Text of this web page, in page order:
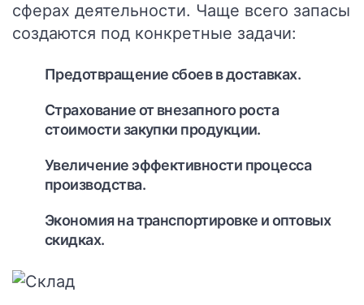
сферах деятельности. Чаще всего запасы
создаются под конкретные задачи:
Предотвращение сбоев в доставках.
Страхование от внезапного роста
стоимости закупки продукции.
Увеличение эффективности процесса
производства.
Экономия на транспортировке и оптовых
скидках.